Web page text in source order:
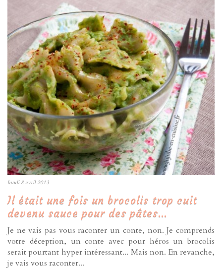
lundi 8 avril 2013
Il était une fois un brocolis trop cuit
devenu sauce pour des pâtes…
Je ne vais pas vous raconter un conte, non. Je comprends
votre déception, un conte avec pour héros un brocolis
serait pourtant hyper intéressant... Mais non. En revanche,
je vais vous raconter...